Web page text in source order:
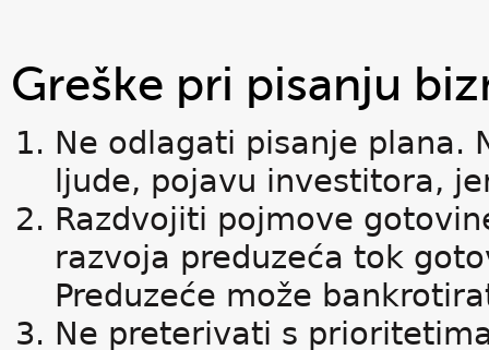
Greške pri pisanju
Ne odlagati pisanje plana.
ljude, pojavu investitora,
Razdvojiti pojmove
razvoja preduzeća tok
Preduzeće može
Ne preterivati s